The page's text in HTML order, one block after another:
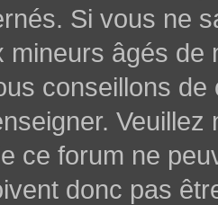
Si vous ne
mineurs âgés
conseillons
ce forum ne
donc pas